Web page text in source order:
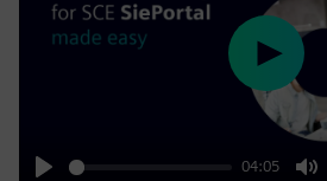
04:05
Play